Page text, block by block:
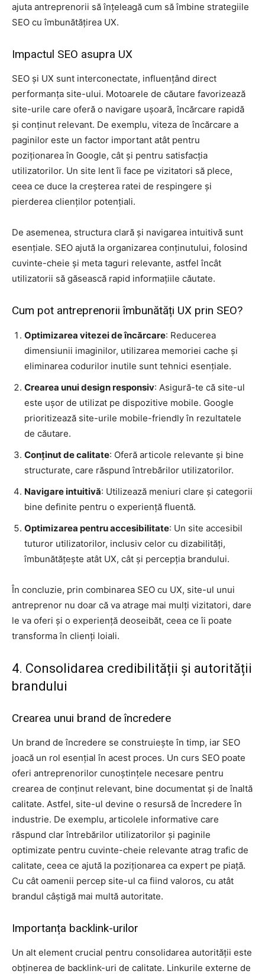
ajuta antreprenorii să înțeleagă cum să îmbine strategiile
SEO cu îmbunătățirea UX.
Impactul SEO asupra UX
SEO și UX sunt interconectate, influențând direct
performanța site-ului. Motoarele de căutare favorizează
site-urile care oferă o navigare ușoară, încărcare rapidă
și conținut relevant. De exemplu, viteza de încărcare a
paginilor este un factor important atât pentru
poziționarea în Google, cât și pentru satisfacția
utilizatorilor. Un site lent îi face pe vizitatori să plece,
ceea ce duce la creșterea ratei de respingere și
pierderea clienților potențiali.
De asemenea, structura clară și navigarea intuitivă sunt
esențiale. SEO ajută la organizarea conținutului, folosind
cuvinte-cheie și meta taguri relevante, astfel încât
utilizatorii să găsească rapid informațiile căutate.
Cum pot antreprenorii îmbunătăți UX prin SEO?
Optimizarea vitezei de încărcare: Reducerea
dimensiunii imaginilor, utilizarea memoriei cache și
eliminarea codurilor inutile sunt tehnici esențiale.
Crearea unui design responsiv: Asigură-te că site-ul
este ușor de utilizat pe dispozitive mobile. Google
prioritizează site-urile mobile-friendly în rezultatele
de căutare.
Conținut de calitate: Oferă articole relevante și bine
structurate, care răspund întrebărilor utilizatorilor.
Navigare intuitivă: Utilizează meniuri clare și categorii
bine definite pentru o experiență fluentă.
Optimizarea pentru accesibilitate: Un site accesibil
tuturor utilizatorilor, inclusiv celor cu dizabilități,
îmbunătățește atât UX, cât și percepția brandului.
În concluzie, prin combinarea SEO cu UX, site-ul unui
antreprenor nu doar că va atrage mai mulți vizitatori, dare
le va oferi și o experiență deoseibăt, ceea ce îi poate
transforma în clienți loiali.
4. Consolidarea credibilității și autorității
brandului
Crearea unui brand de încredere
Un brand de încredere se construiește în timp, iar SEO
joacă un rol esențial în acest proces. Un curs SEO poate
oferi antreprenorilor cunoștințele necesare pentru
crearea de conținut relevant, bine documentat și de înaltă
calitate. Astfel, site-ul devine o resursă de încredere în
industrie. De exemplu, articolele informative care
răspund clar întrebărilor utilizatorilor și paginile
optimizate pentru cuvinte-cheie relevante atrag trafic de
calitate, ceea ce ajută la poziționarea ca expert pe piață.
Cu cât oamenii percep site-ul ca fiind valoros, cu atât
brandul câștigă mai multă autoritate.
Importanța backlink-urilor
Un alt element crucial pentru consolidarea autorității este
obținerea de backlink-uri de calitate. Linkurile externe de